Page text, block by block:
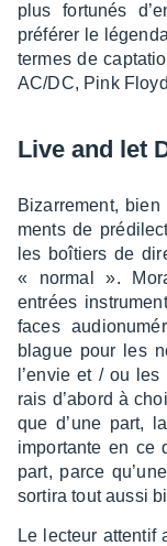
plus fortu­nés
préfé­rer le
termes de
AC/DC, Pink
Live and let
Bizar­re­ment,
ments de
les boîtiers de
« normal ».
entrées
faces
blague pour les
l’en­vie et / ou
rais d’abord à
que d’une part,
impor­tante en ce
part, parce
sortira tout aussi
Le lecteur atten­tif